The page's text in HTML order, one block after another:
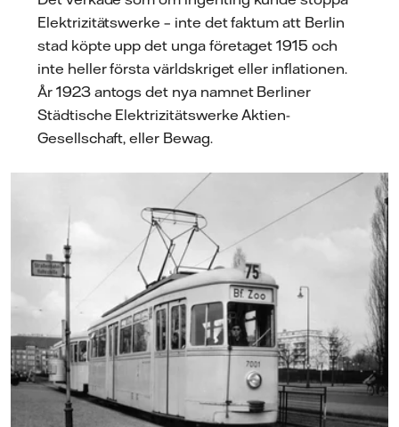
Elektrizitätswerke – inte det faktum att Berlin
stad köpte upp det unga företaget 1915 och
inte heller första världskriget eller inflationen.
År 1923 antogs det nya namnet Berliner
Städtische Elektrizitätswerke Aktien-
Gesellschaft, eller Bewag.